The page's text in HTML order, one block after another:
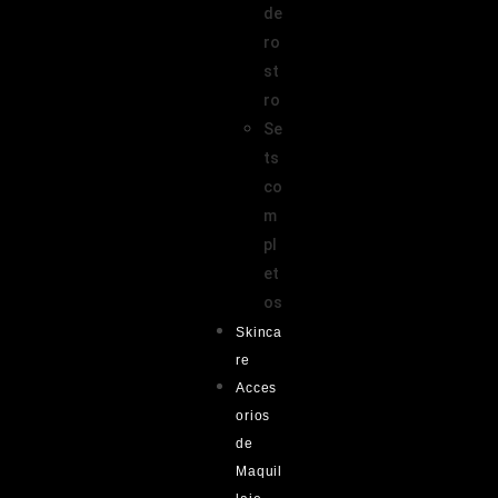
de
ro
st
ro
Se
ts
co
m
pl
et
os
Skinca
re
Acces
orios
de
Maquil